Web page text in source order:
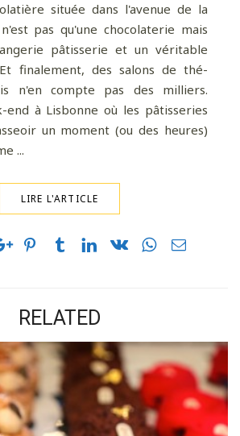
située dans l'avenue de la
pas qu'une chocolaterie mais
pâtisserie et un véritable
finalement, des salons de thé-
n'en compte pas des milliers.
end à Lisbonne où les pâtisseries
un moment (ou des heures)
...
LIRE L'ARTICLE
RELATED